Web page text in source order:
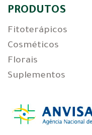
PRODUTOS
Fitoterápicos
Cosméticos
Florais
Suplementos